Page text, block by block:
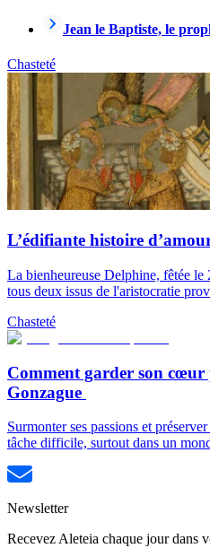
Jean le Baptiste, le
Chasteté
L’édifiante histoire
La bienheureuse Delphine, fêtée le
tous deux issus de l'aristocratie
Chasteté
Comment garder son cœur
Gonzague
Surmonter ses passions et
tâche difficile, surtout dans un
Newsletter
Recevez Aleteia chaque jour dans